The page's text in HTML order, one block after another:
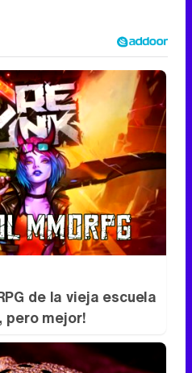
de la vieja escuela
pero mejor!